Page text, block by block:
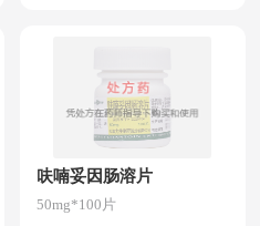
呋喃妥因肠溶片
50mg*100片